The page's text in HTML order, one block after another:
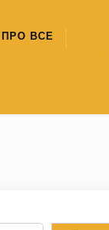
ПРО ВСЕ